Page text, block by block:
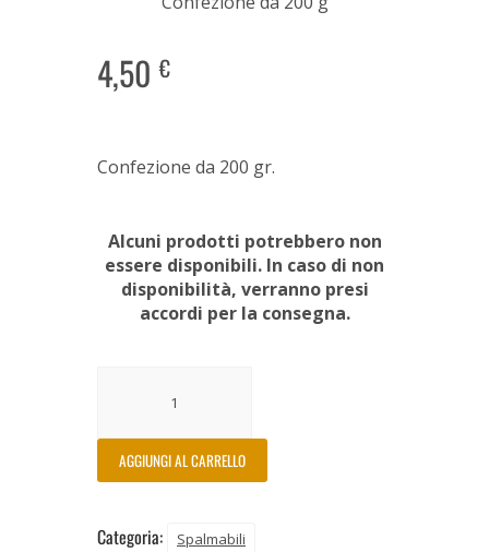
4,50€
Confezione da 200 gr.
Alcuni prodotti potrebbero non
essere disponibili. In caso di non
disponibilità, verranno presi
accordi per la consegna.
AGGIUNGI AL CARRELLO
Categoria: Spalmabili